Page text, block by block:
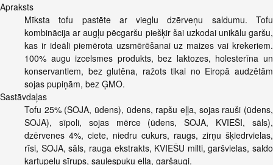
Apraksts
Mīksta tofu pastēte ar vieglu dzērveņu saldumu. Tofu
kombinācija ar augļu pēcgaršu piešķir šai uzkodai unikālu garšu,
kas ir ideāli piemērota uzsmērēšanai uz maizes vai krekeriem.
100% augu izcelsmes produkts, bez laktozes, holesterīna un
konservantiem, bez glutēna, ražots tikai no Eiropā audzētām
sojas pupiņām, bez ĢMO.
Sastāvdaļas
Tofu 25% (SOJA, ūdens), ūdens, rapšu eļļa, sojas rauši (ūdens,
SOJA), sīpoli, sojas mērce (ūdens, SOJA, KVIEŠI, sāls),
dzērvenes 4%, ciete, niedru cukurs, raugs, zirņu šķiedrvielas,
rīsi, SOJA, sāls, rauga ekstrakts, KVIEŠU milti, garšvielas, saldo
kartupeļu sīrups, saulespuķu eļļa, garšaugi.